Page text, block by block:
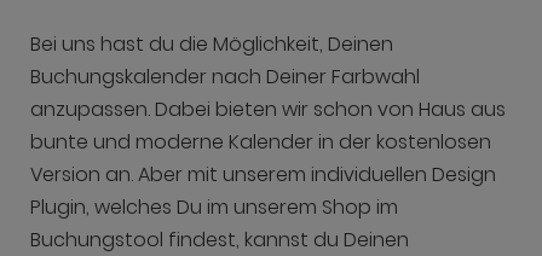
Bei uns hast du die Möglichkeit, Deinen
Buchungskalender nach Deiner Farbwahl
anzupassen. Dabei bieten wir schon von Haus aus
bunte und moderne Kalender in der kostenlosen
Version an. Aber mit unserem individuellen Design
Plugin, welches Du im unserem Shop im
Buchungstool findest, kannst du Deinen